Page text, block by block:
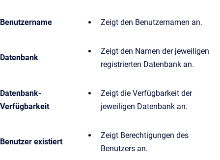
Benutzername Zeigt den Benutzernamen an.
Datenbank
Zeigt den Namen der jeweiligen
registrierten Datenbank an.
Datenbank-
Verfügbarkeit
Zeigt die Verfügbarkeit der
jeweiligen Datenbank an.
Benutzer existiert
Zeigt Berechtigungen des
Benutzers an.